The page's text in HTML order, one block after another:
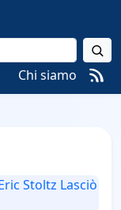
Chi siamo